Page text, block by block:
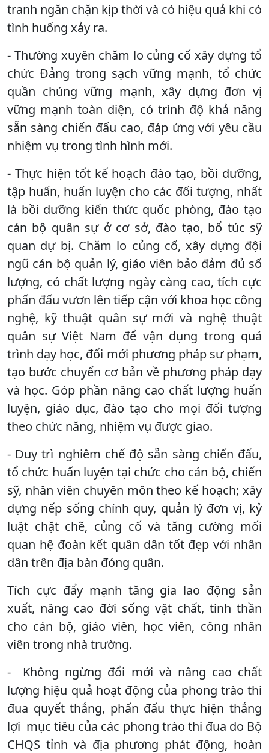
tranh ngăn chặn kịp thời và có hiệu quả khi có
tình huống xảy ra.
- Thường xuyên chăm lo củng cố xây dựng tổ
chức Đảng trong sạch vững mạnh, tổ chức
quần chúng vững mạnh, xây dựng đơn vị
vững mạnh toàn diện, có trình độ khả năng
sẵn sàng chiến đấu cao, đáp ứng với yêu cầu
nhiệm vụ trong tình hình mới.
- Thực hiện tốt kế hoạch đào tạo, bồi dưỡng,
tập huấn, huấn luyện cho các đối tượng, nhất
là bồi dưỡng kiến thức quốc phòng, đào tạo
cán bộ quân sự ở cơ sở, đào tạo, bổ túc sỹ
quan dự bị. Chăm lo củng cố, xây dựng đội
ngũ cán bộ quản lý, giáo viên bảo đảm đủ số
lượng, có chất lượng ngày càng cao, tích cực
phấn đấu vươn lên tiếp cận với khoa học công
nghệ, kỹ thuật quân sự mới và nghệ thuật
quân sự Việt Nam để vận dụng trong quá
trình dạy học, đổi mới phương pháp sư phạm,
tạo bước chuyển cơ bản về phương pháp dạy
và học. Góp phần nâng cao chất lượng huấn
luyện, giáo dục, đào tạo cho mọi đối tượng
theo chức năng, nhiệm vụ được giao.
- Duy trì nghiêm chế độ sẵn sàng chiến đấu,
tổ chức huấn luyện tại chức cho cán bộ, chiến
sỹ, nhân viên chuyên môn theo kế hoạch; xây
dựng nếp sống chính quy, quản lý đơn vị, kỷ
luật chặt chẽ, củng cố và tăng cường mối
quan hệ đoàn kết quân dân tốt đẹp với nhân
dân trên địa bàn đóng quân.
Tích cực đẩy mạnh tăng gia lao động sản
xuất, nâng cao đời sống vật chất, tinh thần
cho cán bộ, giáo viên, học viên, công nhân
viên trong nhà trường.
- Không ngừng đổi mới và nâng cao chất
lượng hiệu quả hoạt động của phong trào thi
đua quyết thắng, phấn đấu thực hiện thắng
lợi mục tiêu của các phong trào thi đua do Bộ
CHQS tỉnh và địa phương phát động, hoàn